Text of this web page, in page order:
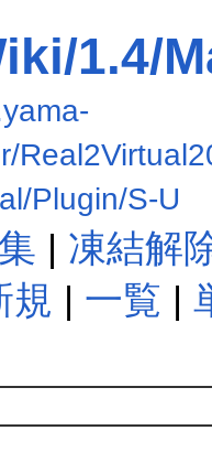
1.4/
Plugin/S-U
| 凍結解
規 | 一覧 |